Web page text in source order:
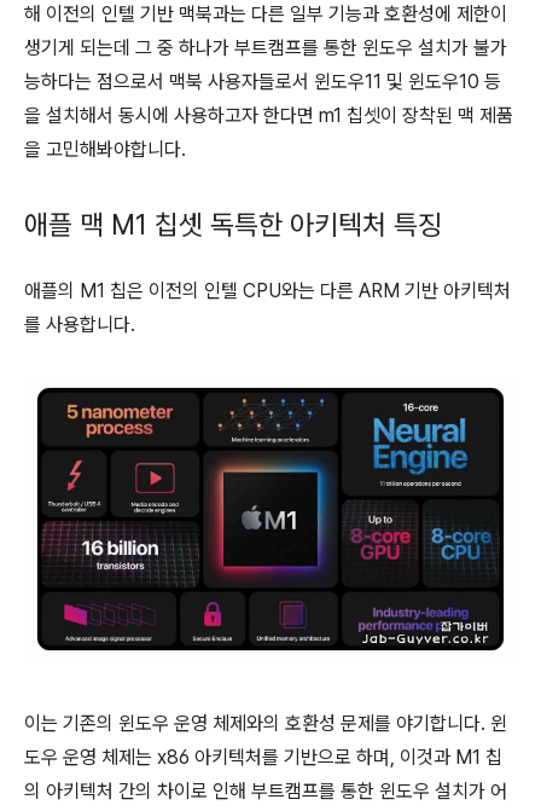
해 이전의 인텔 기반 맥북과는 다른 일부 기능과 호환성에 제한이
생기게 되는데 그 중 하나가 부트캠프를 통한 윈도우 설치가 불가
능하다는 점으로서 맥북 사용자들로서 윈도우11 및 윈도우10 등
을 설치해서 동시에 사용하고자 한다면 m1 칩셋이 장착된 맥 제품
을 고민해봐야합니다.
애플 맥 M1 칩셋 독특한 아키텍처 특징
애플의 M1 칩은 이전의 인텔 CPU와는 다른 ARM 기반 아키텍처
를 사용합니다.
이는 기존의 윈도우 운영 체제와의 호환성 문제를 야기합니다. 윈
도우 운영 체제는 x86 아키텍처를 기반으로 하며, 이것과 M1 칩
의 아키텍처 간의 차이로 인해 부트캠프를 통한 윈도우 설치가 어